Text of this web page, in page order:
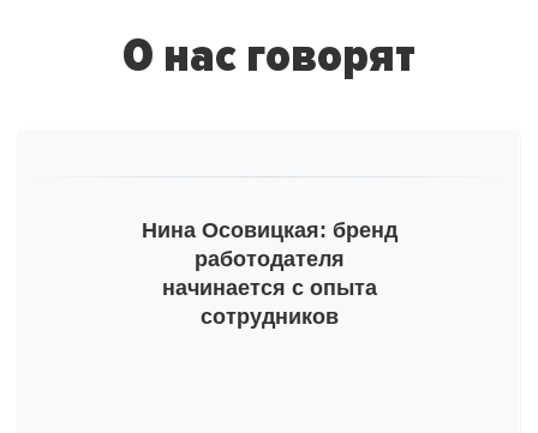
на рассылку
информацию про развитие бренда работодателя.
О нас говорят
Нина Осовицкая: бренд
работодателя
начинается с опыта
сотрудников